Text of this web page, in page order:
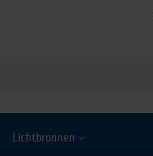
Lichtbronnen